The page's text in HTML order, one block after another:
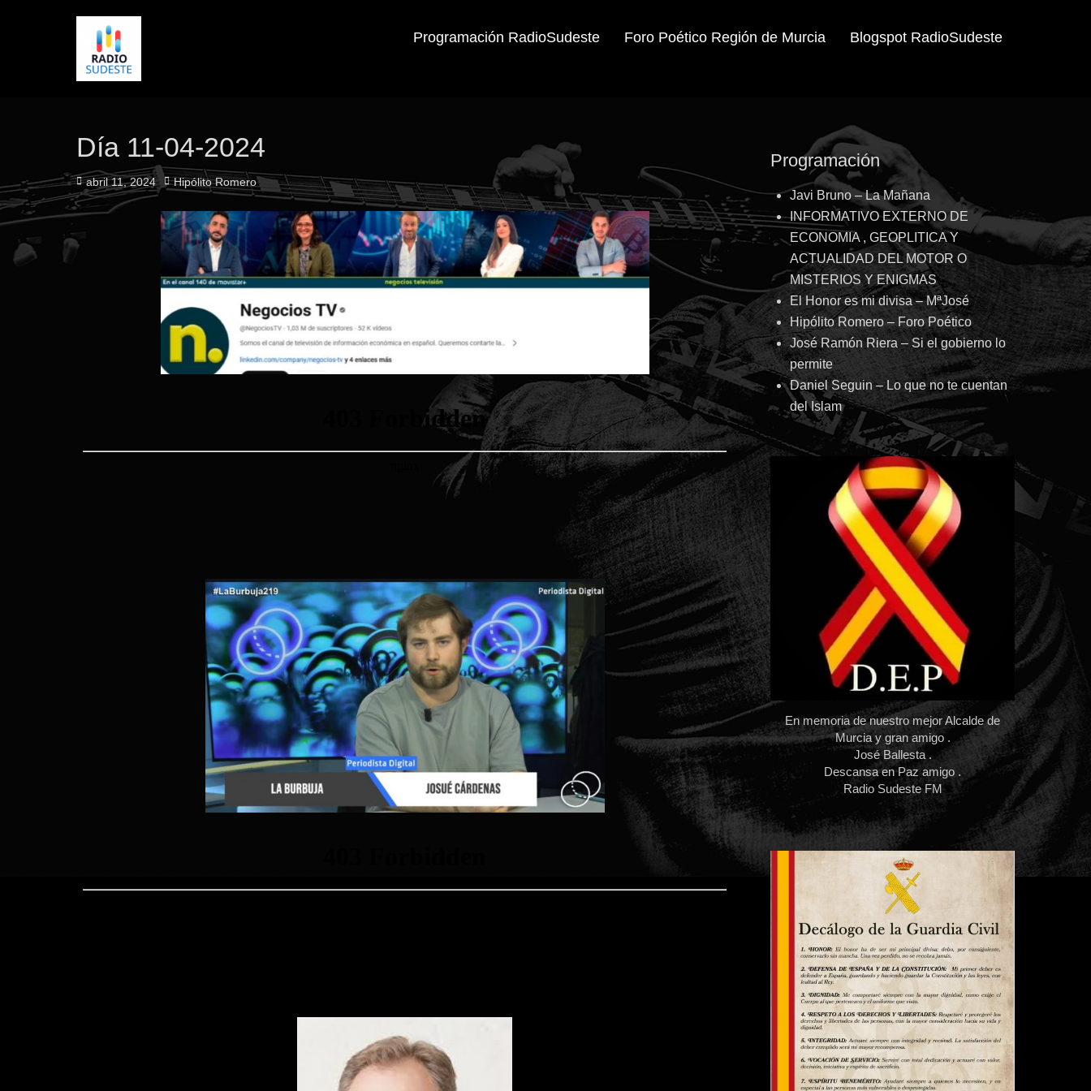
Programación RadioSudeste Foro Poético Región de Murcia Blogspot RadioSudeste
Día 11-04-2024
Publicado
el
abril 11, 2024 Autor
Hipólito Romero
Programación
Javi Bruno – La Mañana
INFORMATIVO EXTERNO DE
ECONOMIA , GEOPLITICA Y
ACTUALIDAD DEL MOTOR O
MISTERIOS Y ENIGMAS
El Honor es mi divisa – MªJosé
Hipólito Romero – Foro Poético
José Ramón Riera – Si el gobierno lo
permite
Daniel Seguin – Lo que no te cuentan
del Islam
En memoria de nuestro mejor Alcalde de
Murcia y gran amigo .
José Ballesta .
Descansa en Paz amigo .
Radio Sudeste FM